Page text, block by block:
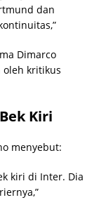
dan
Dimarco
kritikus
Kiri
menyebut:
kiri di Inter. Dia